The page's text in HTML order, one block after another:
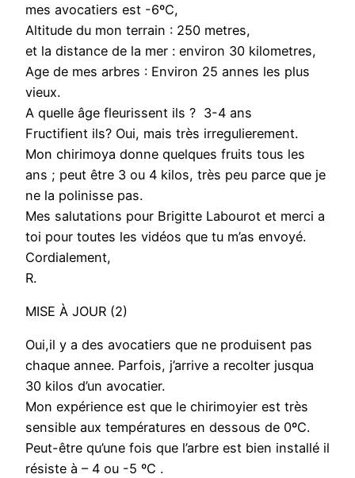
mes avocatiers est -6ºC,
Altitude du mon terrain : 250 metres,
et la distance de la mer : environ 30 kilometres,
Age de mes arbres : Environ 25 annes les plus
vieux.
A quelle âge fleurissent ils ? 3-4 ans
Fructifient ils? Oui, mais très irregulierement.
Mon chirimoya donne quelques fruits tous les
ans ; peut être 3 ou 4 kilos, très peu parce que je
ne la polinisse pas.
Mes salutations pour Brigitte Labourot et merci a
toi pour toutes les vidéos que tu m’as envoyé.
Cordialement,
R.
MISE À JOUR (2)
Oui,il y a des avocatiers que ne produisent pas
chaque annee. Parfois, j’arrive a recolter jusqua
30 kilos d’un avocatier.
Mon expérience est que le chirimoyier est très
sensible aux températures en dessous de 0ºC.
Peut-être qu’une fois que l’arbre est bien installé il
résiste à – 4 ou -5 ºC .